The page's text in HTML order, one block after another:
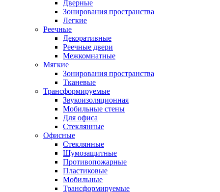
Дверные
Зонирования пространства
Легкие
Реечные
Декоративные
Реечные двери
Межкомнатные
Мягкие
Зонирования пространства
Тканевые
Трансформируемые
Звукоизоляционная
Мобильные стены
Для офиса
Стеклянные
Офисные
Стеклянные
Шумозащитные
Противопожарные
Пластиковые
Мобильные
Трансформируемые